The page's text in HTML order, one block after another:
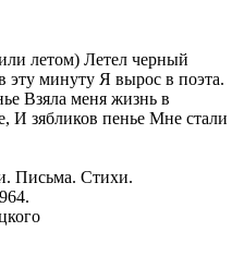
летом) Летел черный
минуту Я вырос в поэта.
Взяла меня жизнь в
И зябликов пенье Мне стали
Письма. Стихи.